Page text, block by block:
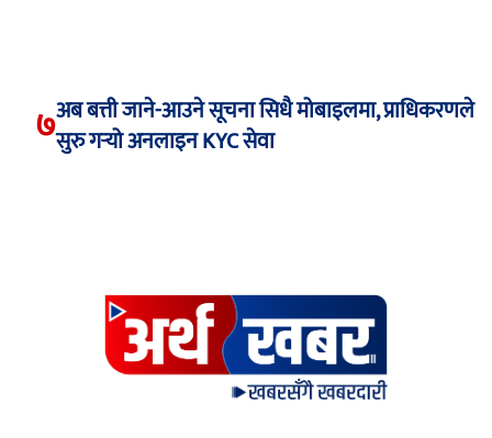
७अब बत्ती जाने-आउने सूचना सिधै मोबाइलमा, प्राधिकरणले
सुरु गर्‍यो अनलाइन KYC सेवा